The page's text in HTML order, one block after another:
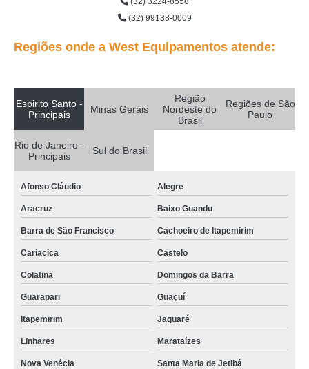
monobloco para queijo mussarela Venâncio Aires
monobloco para queijo mussarela preços Jardim Guairaca
qual o valor de moldadora monobloco mussarela VILA NOVA
distribuidor de monobloco para queijo mussarela Vila Guilherme
máquina monobloco para mussarela preços VILA NOVA
monobloco para mussarela preços VL MATILDE
distribuidor de monobloco filadeira mussarela Guarabira
monobloco filadeira queijo Vila Matias
monobloco para queijo mussarela preços Quartel Geral
qual o valor de monobloco filadeira queijo Cariri
monobloco para mussarela preços Jardim Guairaca
distribuidor de monobloco mussarela usado Jardim Thialia Juruna
(32) 99138-0009
Regiões onde a West Equipamentos atende:
Espirito Santo -
Principais
Minas Gerais
Região
Nordeste do
Brasil
Regiões de São
Paulo
Rio de Janeiro -
Principais
Sul do Brasil
Afonso Cláudio Alegre
Aracruz Baixo Guandu
Barra de São Francisco Cachoeiro de Itapemirim
Cariacica Castelo
Colatina Domingos da Barra
Guarapari Guaçuí
Itapemirim Jaguaré
Linhares Marataízes
Nova Venécia Santa Maria de Jetibá